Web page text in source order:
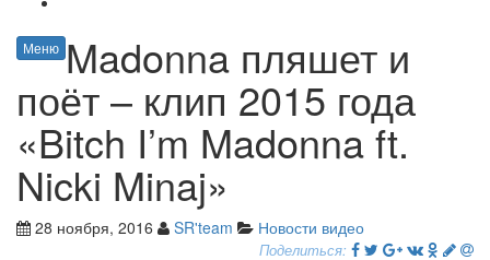
Меню Madonna пляшет и
поёт – клип 2015 года
«Bitch I’m Madonna ft.
Nicki Minaj»
28 ноября, 2016 SR'team Новости видео
Поделиться: